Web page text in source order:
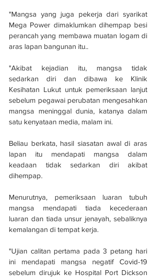
"Mangsa yang juga pekerja dari syarikat
Mega Power dimaklumkan dihempap besi
perancah yang membawa muatan logam di
aras lapan bangunan itu..
"Akibat kejadian itu, mangsa tidak
sedarkan diri dan dibawa ke Klinik
Kesihatan Lukut untuk pemeriksaan lanjut
sebelum pegawai perubatan mengesahkan
mangsa meninggal dunia, katanya dalam
satu kenyataan media, malam ini.
Beliau berkata, hasil siasatan awal di aras
lapan itu mendapati mangsa dalam
keadaan tidak sedarkan diri akibat
dihempap.
Menurutnya, pemeriksaan luaran tubuh
mangsa mendapati tiada kecederaan
luaran dan tiada unsur jenayah, sebaliknya
kemalangan di tempat kerja.
"Ujian calitan pertama pada 3 petang hari
ini mendapati mangsa negatif Covid-19
sebelum dirujuk ke Hospital Port Dickson